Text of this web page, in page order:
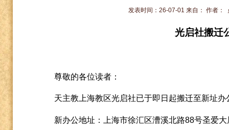
发表时间：26-07-01 来自： 作者：
光启社搬迁
尊敬的各位读者：
天主教上海教区光启社已于即日起搬迁至新址办
新办公地址：上海市徐汇区漕溪北路88号圣爱大